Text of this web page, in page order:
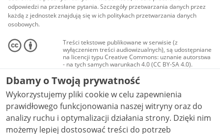
odpowiedzi na przesłane pytania. Szczegóły przetwarzania danych przez
każdą z jednostek znajdują się w ich politykach przetwarzania danych
osobowych.
Treści tekstowe publikowane w serwisie (z
wyłączeniem treści audiowizualnych), są udostępniane
na licencji typu Creative Commons: uznanie autorstwa
- na tych samych warunkach 4.0 (CC BY-SA 4.0).
Materiały audiowizualne, w tym zdjęcia, materiały
audio i wideo, są udostępniane na licencji typu
Creative Commons: uznanie autorstwa użycie
niekomercyjne - bez utworów zależnych 4.0 (CC BY-
NC-ND 4.0), o ile nie jest to stwierdzone inaczej.
Dbamy o Twoją prywatność
Wykorzystujemy pliki cookie w celu zapewnienia
prawidłowego funkcjonowania naszej witryny oraz do
analizy ruchu i optymalizacji działania strony. Dzięki nim
możemy lepiej dostosować treści do potrzeb